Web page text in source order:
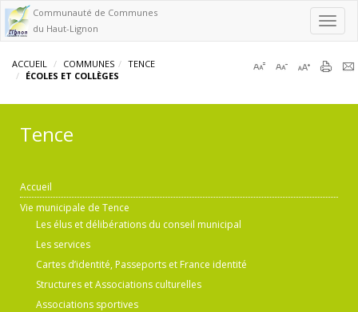
Communauté de Communes
du Haut-Lignon
ACCUEIL COMMUNES
TENCE
ÉCOLES ET COLLÈGES
Tence
Accueil
Vie municipale de Tence
Les élus et délibérations du conseil municipal
Les services
Cartes d’identité, Passeports et France identité
Structures et Associations culturelles
Associations sportives